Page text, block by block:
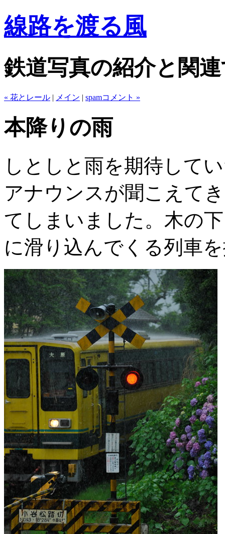
線路を渡る風
鉄道写真の紹介と関
« 花とレール | メイン | spamコメント »
本降りの雨
しとしと雨を期待して
アナウンスが聞こえて
てしまいました。木の
に滑り込んでくる列車